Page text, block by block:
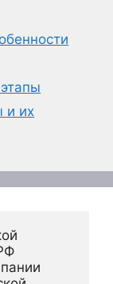
и их